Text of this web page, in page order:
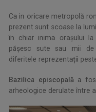
Ca in oricare metropolă
prezent sunt scoase la
în chiar inima orașului
pășesc sute sau mii
diferitele reprezentații
Bazilica episcopală a
arheologice derulate între